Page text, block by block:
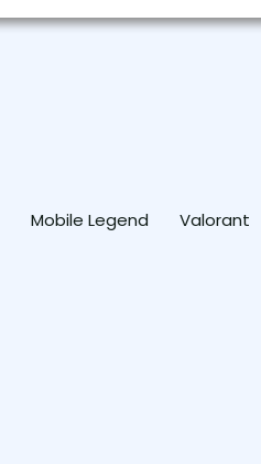
Mobile Legend Valorant